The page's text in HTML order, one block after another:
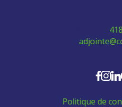
Politique de